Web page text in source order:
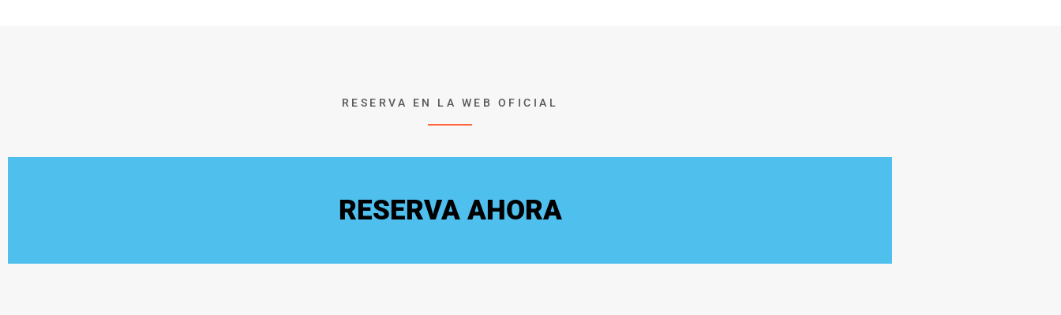
RESERVA EN LA WEB OFICIAL
RESERVA AHORA